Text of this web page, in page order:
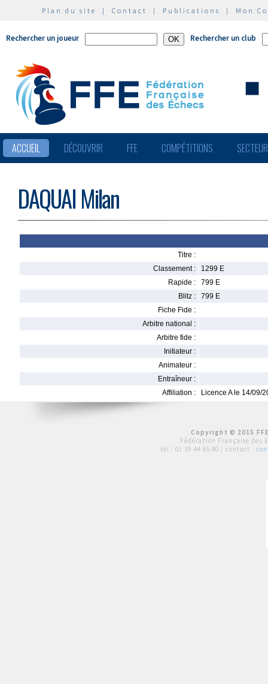
Plan du site | Contact | Publications | Mon
Rechercher un joueur Rechercher un club
ACCUEIL DÉCOUVRIR FFE COMPÉTITIONS
DAQUAI Milan
Titre :
Classement :
1299 E
Rapide :
799 E
Blitz :
799 E
Fiche Fide :
Arbitre national :
Arbitre fide :
Initiateur :
Animateur :
Entraîneur :
Affiliation :
Licence A le 14/09/
Copyright © 2015
Fédération Française des
tél : 01 39 44 65 80 | contact :